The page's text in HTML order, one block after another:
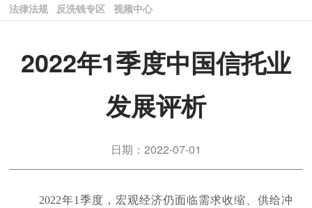
法律法规
反洗钱专区 视频中心
2022年1季度中国信托业
发展评析
日期：2022-07-01
2022年1季度，宏观经济仍面临需求收缩、供给冲